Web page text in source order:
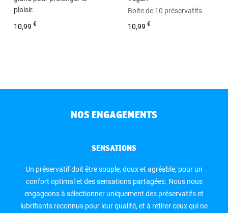
plaisir.
Boite de 10 préservatifs
10,99€
Boite de 10 préservatifs
10,99€
NOS ENGAGEMENTS
SENSATIONS
Un préservatif doit être souple, doux et agréable, pour un
confort optimal et des sensations partagées. Nous nous
engageons à sélectionner uniquement des préservatifs et
lubrifiants reconnus pour leur qualité, et à retirer ceux qui ne